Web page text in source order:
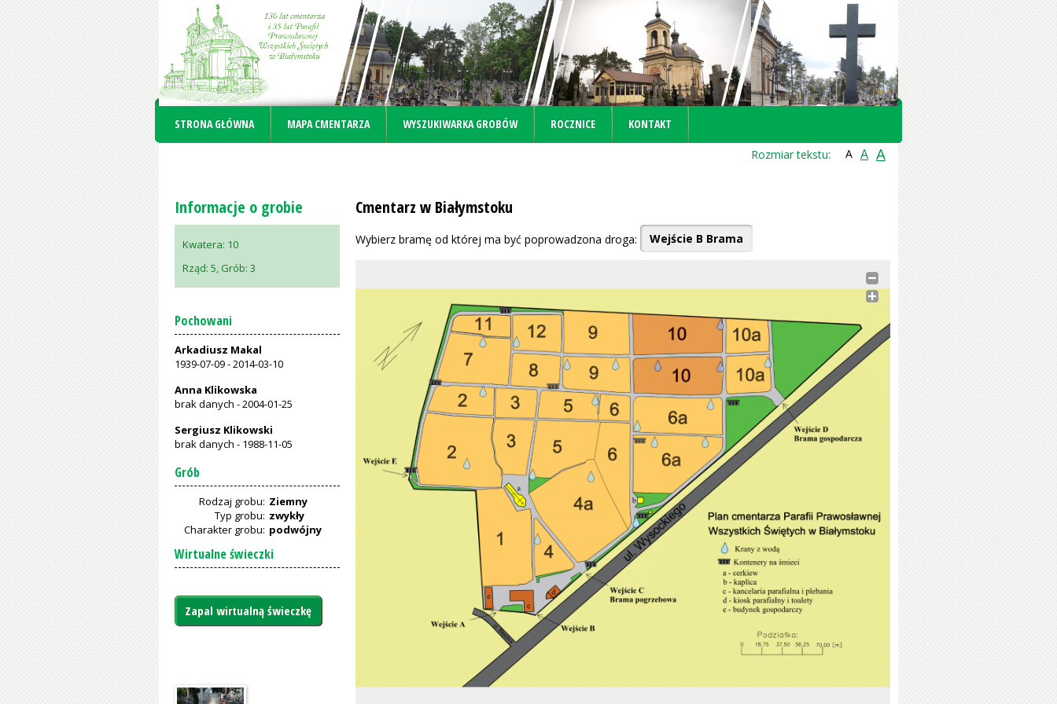
STRONA GŁÓWNA MAPA CMENTARZA WYSZUKIWARKA GROBÓW ROCZNICE
KONTAKT
A A A
Informacje o grobie
Kwatera: 10
Rząd: 5, Grób: 3
Pochowani
Arkadiusz Makal
1939-07-09-2014-03-10
Anna Klikowska
brak danych -2004-01-25
Sergiusz Klikowski
brak danych - 1988-11-05
Grób
Rodzaj grobu: Ziemny
Typ grobu: zwykły
Charakter grobu: podwójny
Wirtualne świeczki
Cmentarz w Białymstoku
Wybierz bramę od której ma być poprowadzona droga: